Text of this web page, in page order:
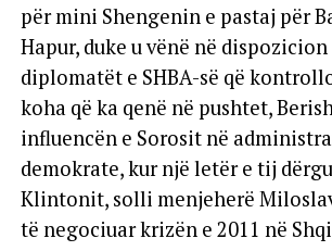
për mini Shengenin e pastaj për
Hapur, duke u vënë në dispozicion
diplomatët e SHBA-së që
koha që ka qenë në pushtet,
influencën e Sorosit në
demokrate, kur një letër e tij
Klintonit, solli menjeherë
të negociuar krizën e 2011 në